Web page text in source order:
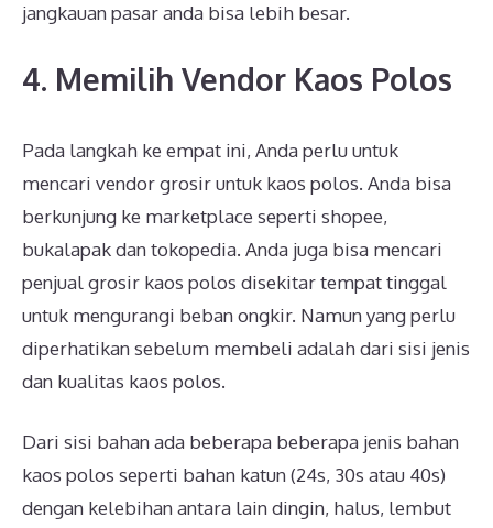
jangkauan pasar anda bisa lebih besar.
4. Memilih Vendor Kaos Polos
Pada langkah ke empat ini, Anda perlu untuk
mencari vendor grosir untuk kaos polos. Anda bisa
berkunjung ke marketplace seperti shopee,
bukalapak dan tokopedia. Anda juga bisa mencari
penjual grosir kaos polos disekitar tempat tinggal
untuk mengurangi beban ongkir. Namun yang perlu
diperhatikan sebelum membeli adalah dari sisi jenis
dan kualitas kaos polos.
Dari sisi bahan ada beberapa beberapa jenis bahan
kaos polos seperti bahan katun (24s, 30s atau 40s)
dengan kelebihan antara lain dingin, halus, lembut